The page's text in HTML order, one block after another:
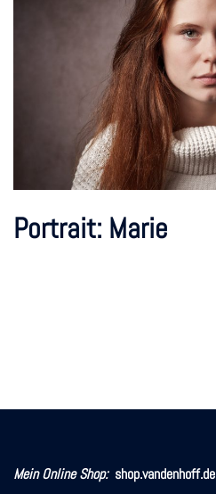
Portrait: Marie
Mein Online Shop: shop.vandenhoff.de